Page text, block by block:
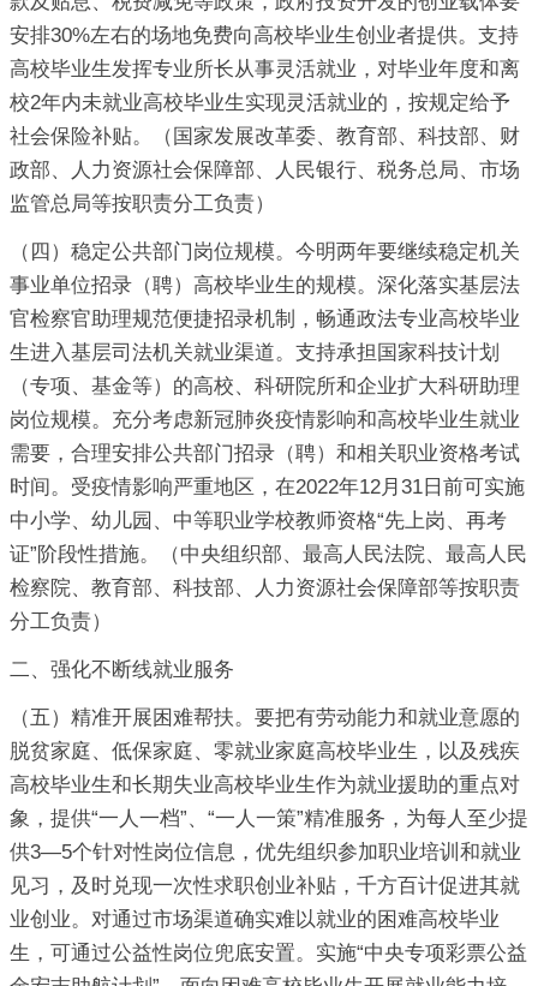
安排30%左右的场地免费向高校毕业生创业者提供。支持
高校毕业生发挥专业所长从事灵活就业，对毕业年度和离
校2年内未就业高校毕业生实现灵活就业的，按规定给予
社会保险补贴。（国家发展改革委、教育部、科技部、财
政部、人力资源社会保障部、人民银行、税务总局、市场
监管总局等按职责分工负责）
（四）稳定公共部门岗位规模。今明两年要继续稳定机关
事业单位招录（聘）高校毕业生的规模。深化落实基层法
官检察官助理规范便捷招录机制，畅通政法专业高校毕业
生进入基层司法机关就业渠道。支持承担国家科技计划
（专项、基金等）的高校、科研院所和企业扩大科研助理
岗位规模。充分考虑新冠肺炎疫情影响和高校毕业生就业
需要，合理安排公共部门招录（聘）和相关职业资格考试
时间。受疫情影响严重地区，在2022年12月31日前可实施
中小学、幼儿园、中等职业学校教师资格“先上岗、再考
证”阶段性措施。（中央组织部、最高人民法院、最高人民
检察院、教育部、科技部、人力资源社会保障部等按职责
分工负责）
二、强化不断线就业服务
（五）精准开展困难帮扶。要把有劳动能力和就业意愿的
脱贫家庭、低保家庭、零就业家庭高校毕业生，以及残疾
高校毕业生和长期失业高校毕业生作为就业援助的重点对
象，提供“一人一档”、“一人一策”精准服务，为每人至少提
供3—5个针对性岗位信息，优先组织参加职业培训和就业
见习，及时兑现一次性求职创业补贴，千方百计促进其就
业创业。对通过市场渠道确实难以就业的困难高校毕业
生，可通过公益性岗位兜底安置。实施“中央专项彩票公益